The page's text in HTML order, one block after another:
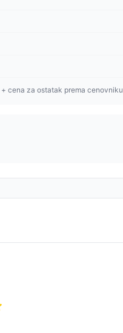
cena za ostatak prema cenovniku